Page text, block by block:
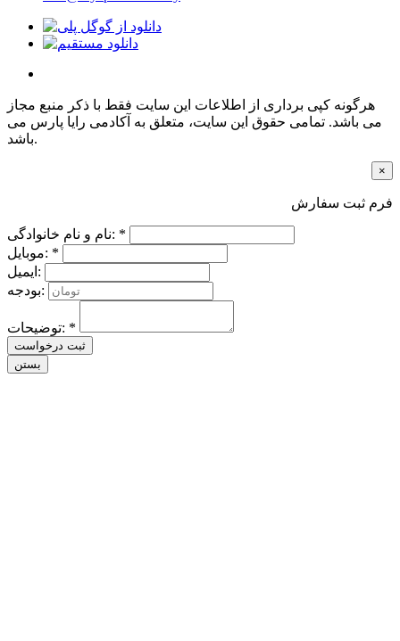
هرگونه کپی برداری از اطلاعات این سایت فقط با ذکر منبع مجاز
می باشد. تمامی حقوق این سایت، متعلق به آکادمی رایا پارس می
باشد.
×
فرم ثبت سفارش
نام و نام خانوادگی: *
موبایل: *
ایمیل:
بودجه:
توضیحات: *
ثبت درخواست
بستن